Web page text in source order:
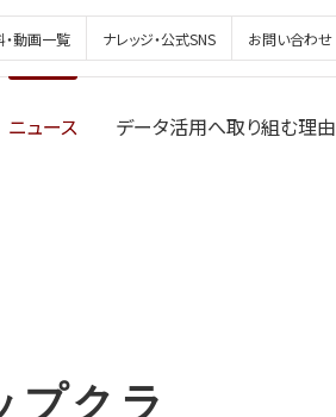
・動画一覧 ナレッジ・公式SNS お問い合わせ
ニュース データ活用へ取り組む理由
プクラ